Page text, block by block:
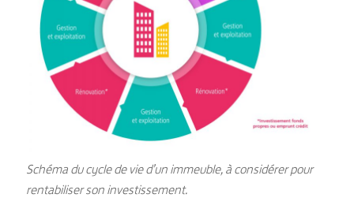
Schéma du cycle de vie d’un immeuble, à considérer pour
rentabiliser son investissement.